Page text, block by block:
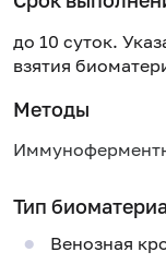
до 10 суток.
взятия
Методы
Тип
Венозная